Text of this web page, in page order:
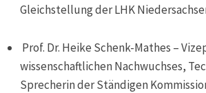
Gleichstellung der LHK
Prof. Dr. Heike Schenk-Mathes –
wissenschaftlichen Nachwuchses,
Sprecherin der Ständigen